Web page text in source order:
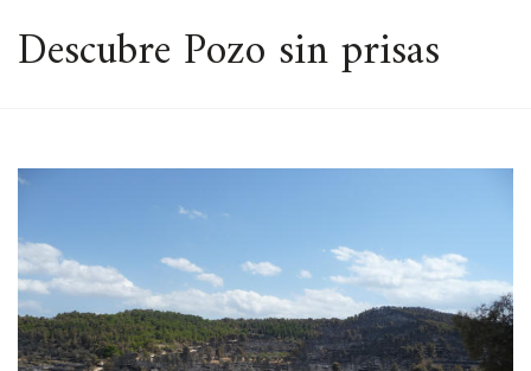
ESPACIO
Descubre Pozo sin prisas